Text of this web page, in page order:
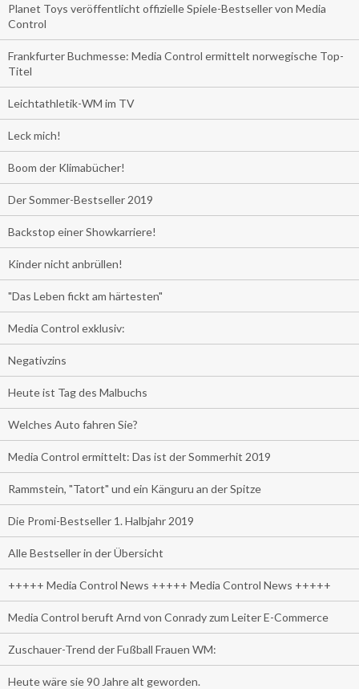
Planet Toys veröffentlicht offizielle Spiele-Bestseller von Media
Control
Frankfurter Buchmesse: Media Control ermittelt norwegische Top-
Titel
Leichtathletik-WM im TV
Leck mich!
Boom der Klimabücher!
Der Sommer-Bestseller 2019
Backstop einer Showkarriere!
Kinder nicht anbrüllen!
"Das Leben fickt am härtesten"
Media Control exklusiv:
Negativzins
Heute ist Tag des Malbuchs
Welches Auto fahren Sie?
Media Control ermittelt: Das ist der Sommerhit 2019
Rammstein, "Tatort" und ein Känguru an der Spitze
Die Promi-Bestseller 1. Halbjahr 2019
Alle Bestseller in der Übersicht
+++++ Media Control News +++++ Media Control News +++++
Media Control beruft Arnd von Conrady zum Leiter E-Commerce
Zuschauer-Trend der Fußball Frauen WM:
Heute wäre sie 90 Jahre alt geworden.